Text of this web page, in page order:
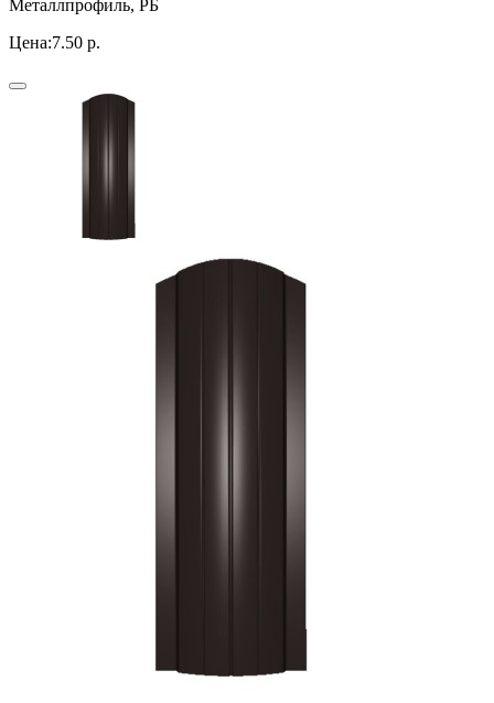
Металлпрофиль, РБ
Цена:7.50 р.